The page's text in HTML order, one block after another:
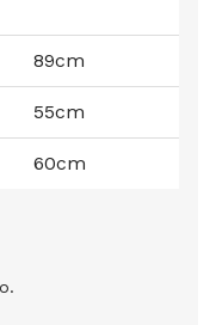
89cm
55cm
60cm